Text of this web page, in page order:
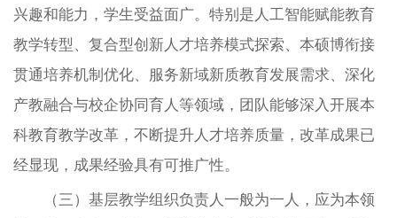
兴趣和能力，学生受益面广。特别是人工智能赋能教育
教学转型、复合型创新人才培养模式探索、本硕博衔接
贯通培养机制优化、服务新域新质教育发展需求、深化
产教融合与校企协同育人等领域，团队能够深入开展本
科教育教学改革，不断提升人才培养质量，改革成果已
经显现，成果经验具有可推广性。
（三）基层教学组织负责人一般为一人，应为本领